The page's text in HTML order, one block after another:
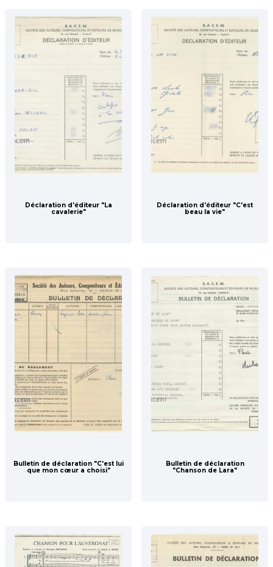
Déclaration d'éditeur "La
cavalerie"
Déclaration d'éditeur "C'est
beau la vie"
Bulletin de déclaration "C'est lui
que mon cœur a choisi"
Bulletin de déclaration
"Chanson de Lara"